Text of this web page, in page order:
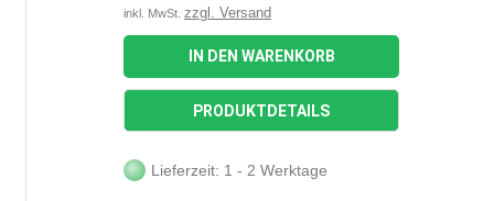
inkl. MwSt. zzgl. Versand
IN DEN WARENKORB
PRODUKTDETAILS
Lieferzeit: 1 - 2 Werktage